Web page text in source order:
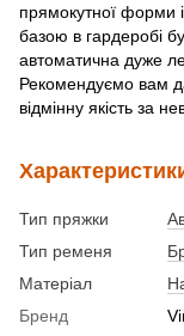
прямокутної форми
базою в гардеробі
автоматична дуже
Рекомендуємо вам
відмінну якість за
Тип пряжки
Тип ременя
Матеріал
Бренд